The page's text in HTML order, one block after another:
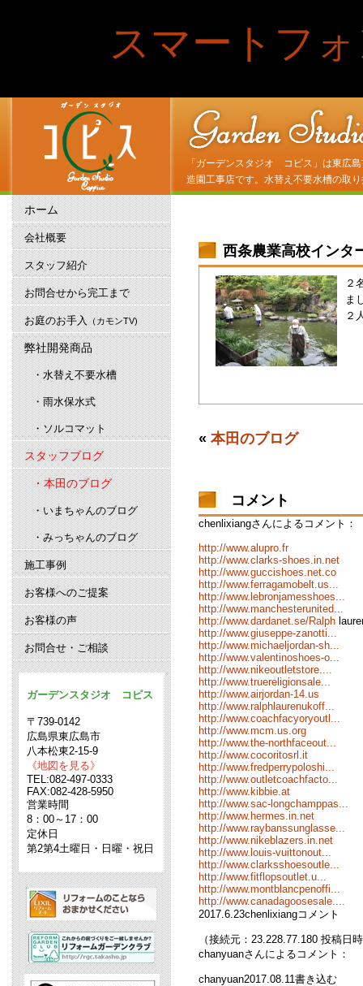
スマートフ
「ガーデンスタジオ コピス」は東広
造園工事店です。水替え不要水槽の取
西条農業高校インタ
２
ま
２
« 本田のブログ
コメント
chenlixiangさんによるコメント：
http://www.alupro.fr
http://www.clarks-shoes.in.net
http://www.guccishoes.net.co
http://www.ferragamobelt.us...
http://www.lebronjamesshoes...
http://www.manchesterunited...
http://www.dardanet.se/Ralph
http://www.giuseppe-zanotti...
http://www.michaeljordan-sh...
http://www.valentinoshoes-o...
http://www.nikeoutletstore....
http://www.truereligionsale...
http://www.airjordan-14.us
http://www.ralphlaurenukoff...
http://www.coachfacyoryoutl...
http://www.mcm.us.org
http://www.the-northfaceout...
http://www.cocoritosrl.it
http://www.fredperrypoloshi...
http://www.outletcoachfacto...
http://www.kibbie.at
http://www.sac-longchamppas...
http://www.hermes.in.net
http://www.raybanssunglasse...
http://www.nikeblazers.in.net
http://www.louis-vuittonout...
http://www.clarksshoesoutle...
http://www.fitflopsoutlet.u...
http://www.montblancpenoffi...
http://www.canadagoosesale....
2017.6.23chenlixiangコメント
（接続元：23.228.77.180 投稿日
chanyuanさんによるコメント：
chanyuan2017.08.11書き込む
ホーム
会社概要
スタッフ紹介
お問合せから完工まで
お庭のお手入（カモンTV)
弊社開発商品
・水替え不要水槽
・雨水保水式
・ソルコマット
スタッフブログ
・本田のブログ
・いまちゃんのブログ
・みっちゃんのブログ
施工事例
お客様へのご提案
お客様の声
お問合せ・ご相談
ガーデンスタジオ コピス
〒739-0142
広島県東広島市
八本松東2-15-9
《地図を見る》
TEL:082-497-0333
FAX:082-428-5950
営業時間
8：00～17：00
定休日
第2第4土曜日・日曜・祝日